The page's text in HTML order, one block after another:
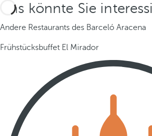
Das könnte Sie
Andere Restaurants des Barceló Aracena
Frühstücksbuffet El Mirador